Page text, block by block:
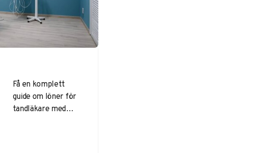
Få en komplett
guide om löner för
tandläkare med